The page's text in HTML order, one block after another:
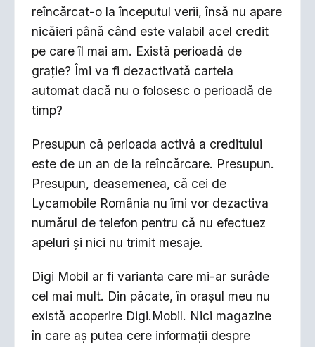
reîncărcat-o la începutul verii, însă nu apare
nicăieri până când este valabil acel credit
pe care îl mai am. Există perioadă de
graţie? Îmi va fi dezactivată cartela
automat dacă nu o folosesc o perioadă de
timp?
Presupun că perioada activă a creditului
este de un an de la reîncărcare. Presupun.
Presupun, deasemenea, că cei de
Lycamobile România nu îmi vor dezactiva
numărul de telefon pentru că nu efectuez
apeluri şi nici nu trimit mesaje.
Digi Mobil ar fi varianta care mi-ar surâde
cel mai mult. Din păcate, în oraşul meu nu
există acoperire Digi.Mobil. Nici magazine
în care aş putea cere informaţii despre